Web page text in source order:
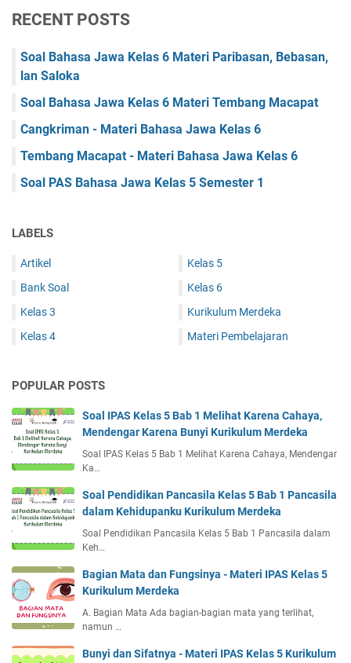
RECENT POSTS
Soal Bahasa Jawa Kelas 6 Materi Paribasan, Bebasan,
lan Saloka
Soal Bahasa Jawa Kelas 6 Materi Tembang Macapat
Cangkriman - Materi Bahasa Jawa Kelas 6
Tembang Macapat - Materi Bahasa Jawa Kelas 6
Soal PAS Bahasa Jawa Kelas 5 Semester 1
LABELS
Artikel
Bank Soal
Kelas 3
Kelas 4
Kelas 5
Kelas 6
Kurikulum Merdeka
Materi Pembelajaran
POPULAR POSTS
Soal IPAS Kelas 5 Bab 1 Melihat Karena Cahaya,
Mendengar Karena Bunyi Kurikulum Merdeka
Soal IPAS Kelas 5 Bab 1 Melihat Karena Cahaya, Mendengar
Ka…
Soal Pendidikan Pancasila Kelas 5 Bab 1 Pancasila
dalam Kehidupanku Kurikulum Merdeka
Soal Pendidikan Pancasila Kelas 5 Bab 1 Pancasila dalam
Keh…
Bagian Mata dan Fungsinya - Materi IPAS Kelas 5
Kurikulum Merdeka
A. Bagian Mata Ada bagian-bagian mata yang terlihat,
namun …
Bunyi dan Sifatnya - Materi IPAS Kelas 5 Kurikulum